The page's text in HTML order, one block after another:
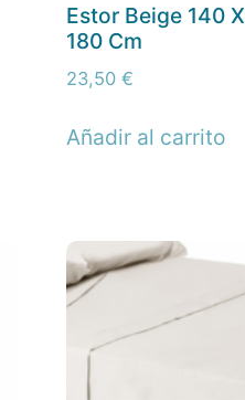
Estor Beige 140 X
180 Cm
23,50 €
Añadir al carrito